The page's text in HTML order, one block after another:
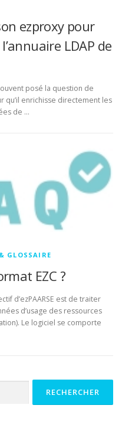
ezproxy pour
LDAP de
posé la question de
enrichisse directement les
de …
GLOSSAIRE
EZC ?
d’ezPAARSE est de traiter
d’usage des ressources
Le logiciel se comporte